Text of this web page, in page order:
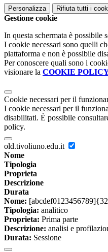
Personalizza Rifiuta tutti i
Gestione cookie
In questa schermata è possibile
I cookie necessari sono quelli
piattaforma e non è possibile
Per conoscere quali sono i
visionare la COOKIE
Cookie necessari per il
I cookie necessari per il
disabilitati. È possibile
policy.
old.tivoliuno.edu.it
Nome
Tipologia
Proprieta
Descrizione
Durata
Nome:
Tipologia: analitico
Proprieta: Prima parte
Descrizione: analisi e
Durata: Sessione